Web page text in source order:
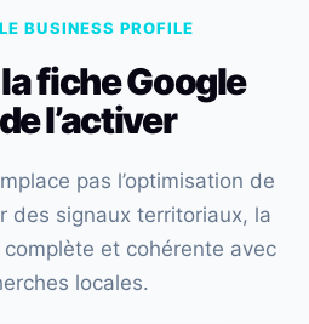
BUSINESS PROFILE
fiche Google
l’activer
pas l’optimisation de
des signaux territoriaux, la
et cohérente avec
locales.